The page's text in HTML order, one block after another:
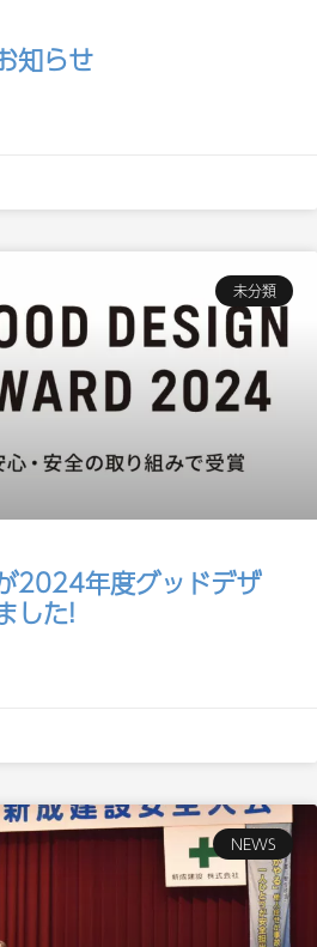
知らせ
未分類
2024年度グッドデザ
した!
NEWS